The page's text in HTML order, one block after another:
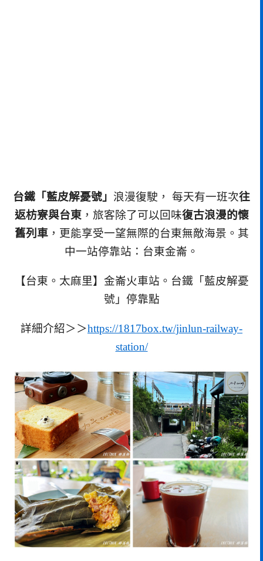
台鐵「藍皮解憂號」 浪漫復駛， 每天有一班次往
返枋寮與台東，旅客除了可以回味復古浪漫的懷
舊列車，更能享受一望無際的台東無敵海景。其
中一站停靠站：台東金崙。
【台東。太麻里】金崙火車站。台鐵「藍皮解憂
號」停靠點
詳細介紹＞＞https://1817box.tw/jinlun-railway-
station/